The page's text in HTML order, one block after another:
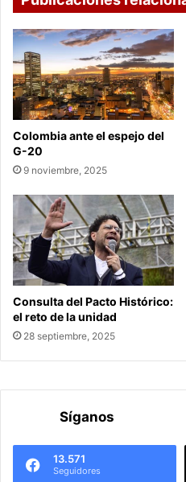
Colombia ante el espejo del
G-20
9 noviembre, 2025
Consulta del Pacto Histórico:
el reto de la unidad
28 septiembre, 2025
Síganos
13.571
Seguidores